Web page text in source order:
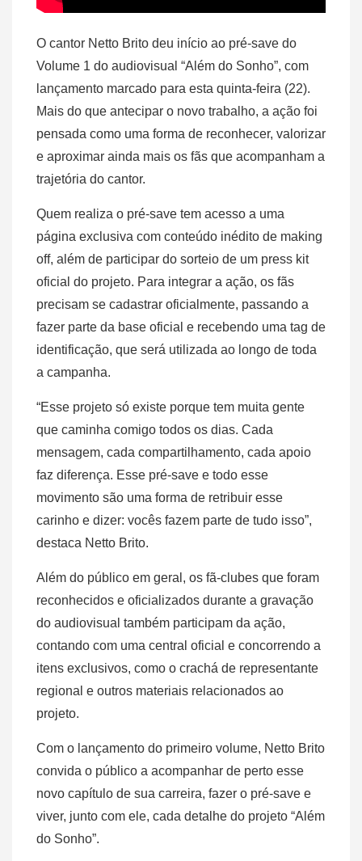
O cantor Netto Brito deu início ao pré-save do
Volume 1 do audiovisual “Além do Sonho”, com
lançamento marcado para esta quinta-feira (22).
Mais do que antecipar o novo trabalho, a ação foi
pensada como uma forma de reconhecer, valorizar
e aproximar ainda mais os fãs que acompanham a
trajetória do cantor.
Quem realiza o pré-save tem acesso a uma
página exclusiva com conteúdo inédito de making
off, além de participar do sorteio de um press kit
oficial do projeto. Para integrar a ação, os fãs
precisam se cadastrar oficialmente, passando a
fazer parte da base oficial e recebendo uma tag de
identificação, que será utilizada ao longo de toda
a campanha.
“Esse projeto só existe porque tem muita gente
que caminha comigo todos os dias. Cada
mensagem, cada compartilhamento, cada apoio
faz diferença. Esse pré-save e todo esse
movimento são uma forma de retribuir esse
carinho e dizer: vocês fazem parte de tudo isso”,
destaca Netto Brito.
Além do público em geral, os fã-clubes que foram
reconhecidos e oficializados durante a gravação
do audiovisual também participam da ação,
contando com uma central oficial e concorrendo a
itens exclusivos, como o crachá de representante
regional e outros materiais relacionados ao
projeto.
Com o lançamento do primeiro volume, Netto Brito
convida o público a acompanhar de perto esse
novo capítulo de sua carreira, fazer o pré-save e
viver, junto com ele, cada detalhe do projeto “Além
do Sonho”.